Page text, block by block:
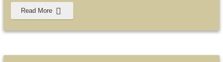
Read More